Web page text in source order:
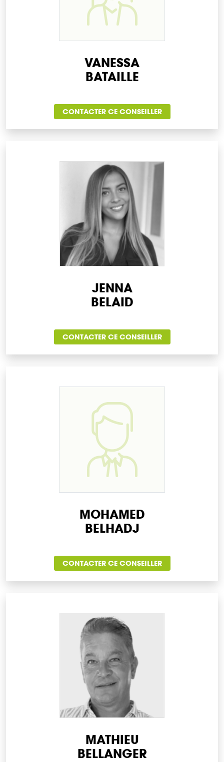
VANESSA
BATAILLE
CONTACTER CE CONSEILLER
JENNA
BELAID
CONTACTER CE CONSEILLER
MOHAMED
BELHADJ
CONTACTER CE CONSEILLER
MATHIEU
BELLANGER